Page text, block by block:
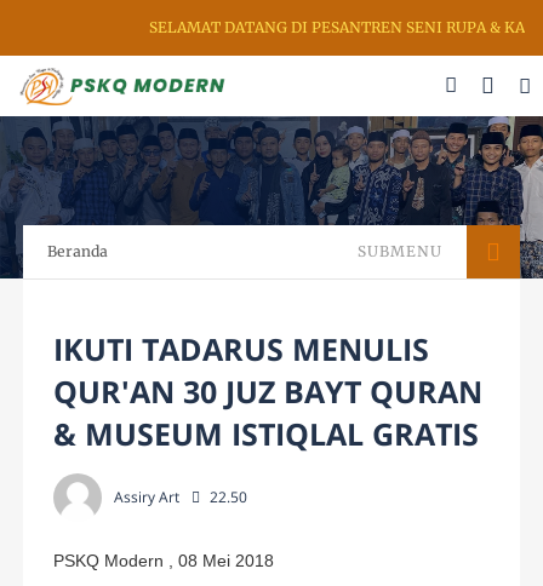
SELAMAT DATANG DI PESANTREN SENI RUPA &
Beranda SUBMENU
IKUTI TADARUS MENULIS
QUR'AN 30 JUZ BAYT QURAN
& MUSEUM ISTIQLAL GRATIS
Assiry Art 22.50
PSKQ Modern , 08 Mei 2018